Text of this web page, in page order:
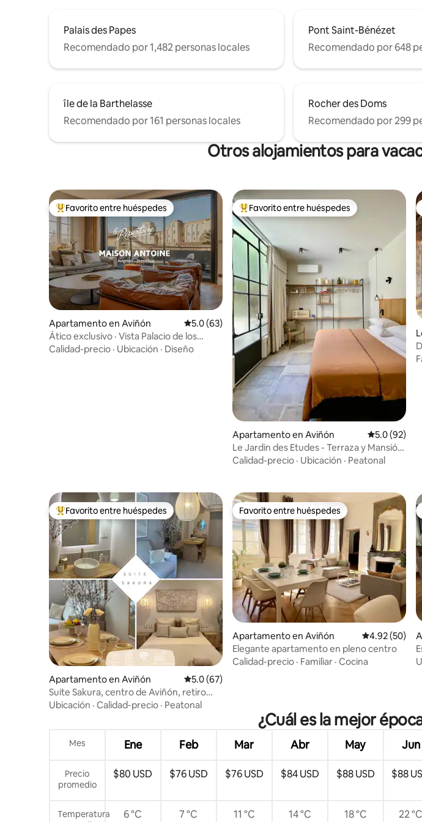
Palais des Papes
Recomendado por 1,482 personas locales
Pont Saint-Bénézet
Recomendado por 648
île de la Barthelasse
Recomendado por 161 personas locales
Rocher des Doms
Recomendado por 299
Otros alojamientos para
Favorito entre huéspedes preferido
Favorito entre huéspedes
Apartamento en Aviñón Calificación promedio: 5.0 de 5, 63 reseñas
5.0 (63)
Ático exclusivo · Vista Palacio de los
Papas
Calidad-precio · Ubicación · Diseño
Favorito entre huéspedes preferido
Favorito entre huéspedes
Apartamento en Aviñón Calificación
5.0 (92)
Le Jardin des Etudes - Terraza y Mansión
de 300 años
Calidad-precio · Ubicación · Peatonal
Favorito entre huéspedes preferido
Favorito entre huéspedes
Apartamento en Aviñón Calificación promedio: 5.0 de 5, 67 reseñas
5.0 (67)
Suite Sakura, centro de Aviñón, retiro
Japandi
Ubicación · Calidad-precio · Peatonal
Favorito entre huéspedes
Favorito entre huéspedes
Apartamento en Aviñón Calificación
4.92 (50)
Elegante apartamento en pleno centro
Calidad-precio · Familiar · Cocina
¿Cuál es la mejor
Mes Ene Feb Mar Abr May Jun
Precio
promedio
$80 USD $76 USD $76 USD $84 USD $88 USD $88
Temperatura
6 °C 7 °C 11 °C 14 °C 18 °C 22 °C